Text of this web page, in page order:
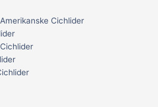
Cichlider